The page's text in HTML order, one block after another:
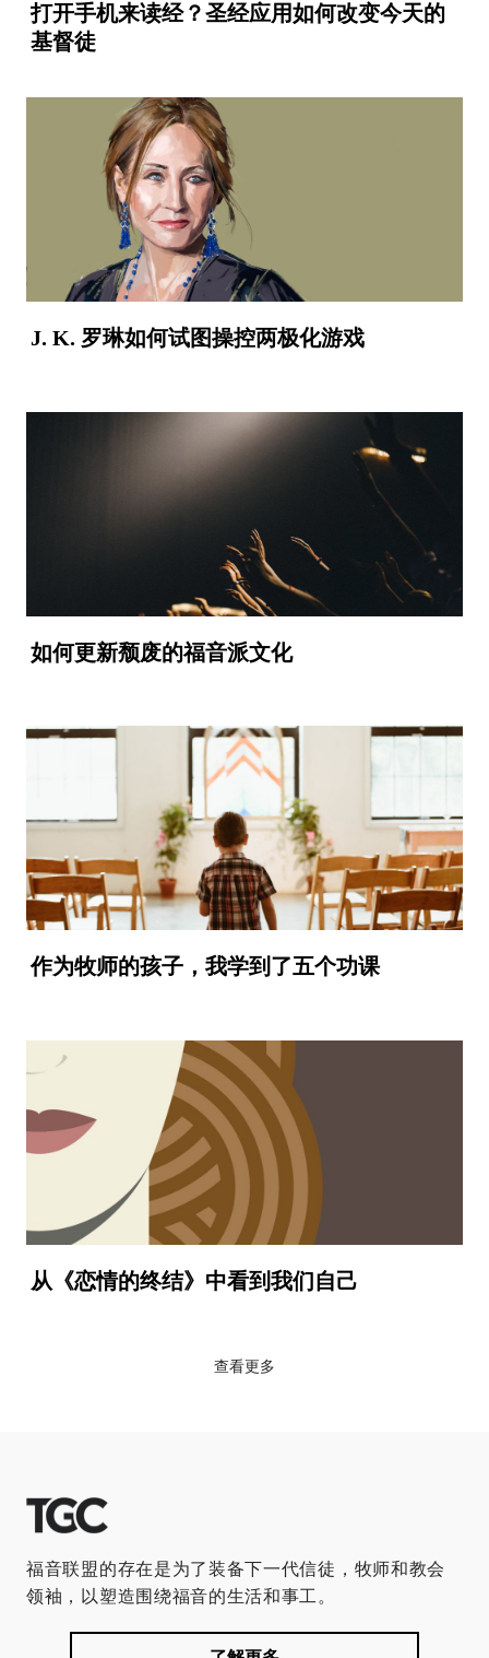
打开手机来读经？圣经应用如何改变今天的
基督徒
J. K. 罗琳如何试图操控两极化游戏
如何更新颓废的福音派文化
作为牧师的孩子，我学到了五个功课
从《恋情的终结》中看到我们自己
查看更多
福音联盟的存在是为了装备下一代信徒，牧师和教会
领袖，以塑造围绕福音的生活和事工。